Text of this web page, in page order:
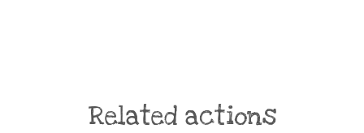
Related actions